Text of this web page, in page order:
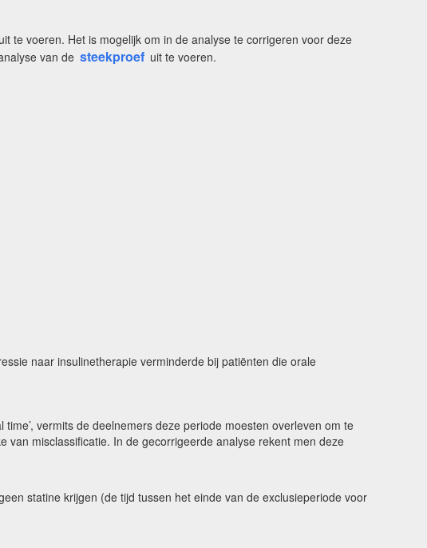
te voeren. Het is mogelijk om in de analyse te corrigeren voor deze
van de steekproef uit te voeren.
naar insulinetherapie verminderde bij patiënten die orale
vermits de deelnemers deze periode moesten overleven om te
van misclassificatie. In de gecorrigeerde analyse rekent men deze
statine krijgen (de tijd tussen het einde van de exclusieperiode voor